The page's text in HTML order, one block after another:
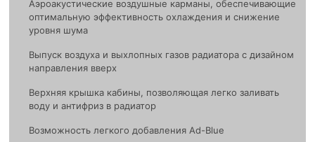
Аэроакустические воздушные карманы, обеспечивающие
оптимальную эффективность охлаждения и снижение
уровня шума
Выпуск воздуха и выхлопных газов радиатора с дизайном
направления вверх
Верхняя крышка кабины, позволяющая легко заливать
воду и антифриз в радиатор
Возможность легкого добавления Ad-Blue